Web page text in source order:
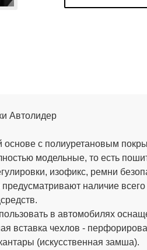
Автолидер
основе с полиуретановым
модельные, то есть
изофикс, ремни
предусматривают наличие
в автомобилях
вставка чехлов -
(искусственная замша).